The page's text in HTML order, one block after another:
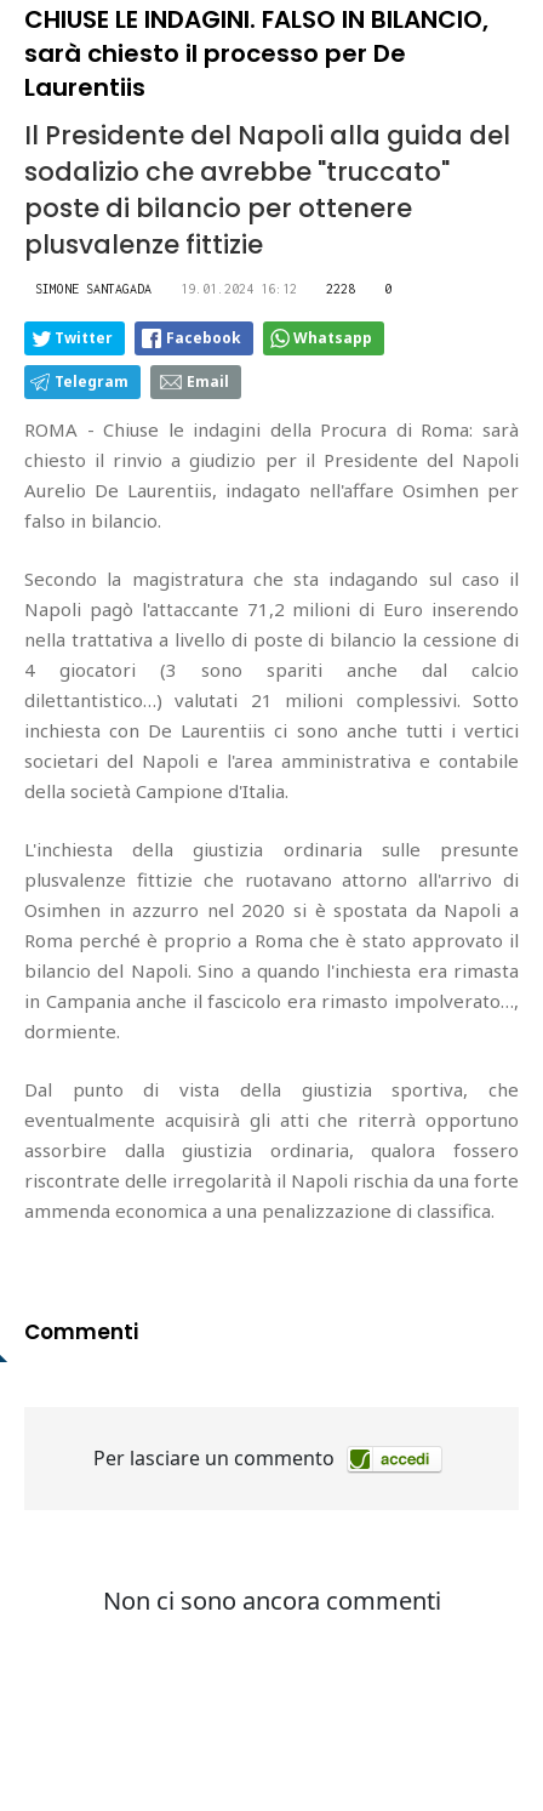
CHIUSE LE INDAGINI. FALSO IN BILANCIO,
sarà chiesto il processo per De
Laurentiis
Il Presidente del Napoli alla guida del
sodalizio che avrebbe "truccato"
poste di bilancio per ottenere
plusvalenze fittizie
SIMONE SANTAGADA 19.01.2024 16:12 2228 0
Twitter Facebook Whatsapp
Telegram Email
ROMA - Chiuse le indagini della Procura di Roma: sarà
chiesto il rinvio a giudizio per il Presidente del Napoli
Aurelio De Laurentiis, indagato nell'affare Osimhen per
falso in bilancio.
Secondo la magistratura che sta indagando sul caso il
Napoli pagò l'attaccante 71,2 milioni di Euro inserendo
nella trattativa a livello di poste di bilancio la cessione di
4 giocatori (3 sono spariti anche dal calcio
dilettantistico…) valutati 21 milioni complessivi. Sotto
inchiesta con De Laurentiis ci sono anche tutti i vertici
societari del Napoli e l'area amministrativa e contabile
della società Campione d'Italia.
L'inchiesta della giustizia ordinaria sulle presunte
plusvalenze fittizie che ruotavano attorno all'arrivo di
Osimhen in azzurro nel 2020 si è spostata da Napoli a
Roma perché è proprio a Roma che è stato approvato il
bilancio del Napoli. Sino a quando l'inchiesta era rimasta
in Campania anche il fascicolo era rimasto impolverato…,
dormiente.
Dal punto di vista della giustizia sportiva, che
eventualmente acquisirà gli atti che riterrà opportuno
assorbire dalla giustizia ordinaria, qualora fossero
riscontrate delle irregolarità il Napoli rischia da una forte
ammenda economica a una penalizzazione di classifica.
Commenti